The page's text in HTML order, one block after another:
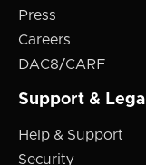
Press
Careers
DAC8/CARF
Support & Legal
Help & Support
Security